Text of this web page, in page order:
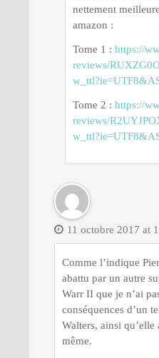
nettement
amazon :
Tome 1 : https://
reviews/
Tome 2 : https://
reviews/
11 octobre 2017 at
Comme l’indique
abattu par un autre
Warr II que je n’ai
conséquences d’un
Walters, ainsi
même.